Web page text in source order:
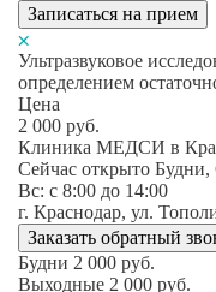
Записаться на прием
Ультразвуковое
определением
Цена
2 000 руб.
Клиника МЕДСИ в
Сейчас открыто Будни,
Вс: c 8:00 до 14:00
г. Краснодар, ул.
Заказать обратный
Будни 2 000 руб.
Выходные 2 000 руб.